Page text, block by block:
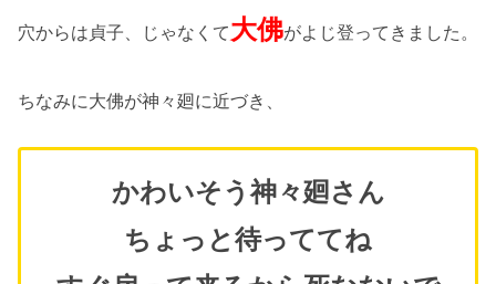
穴からは貞子、じゃなくて大佛がよじ登ってきました。
ちなみに大佛が神々廻に近づき、
かわいそう神々廻さん
ちょっと待っててね